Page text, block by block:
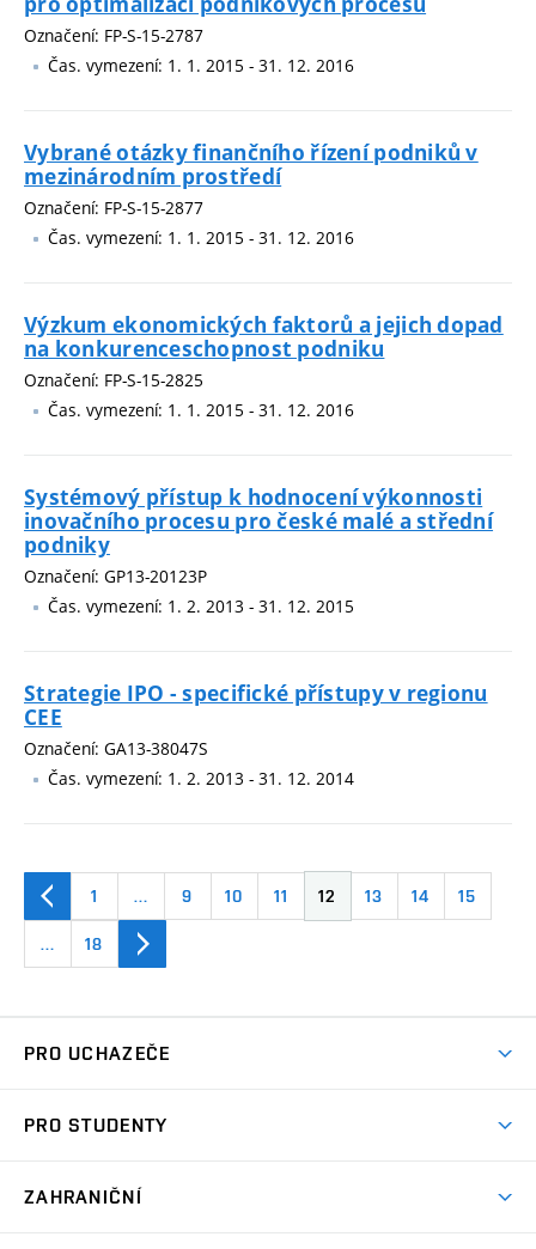
Označení: FP-S-15-2787
Čas. vymezení: 1. 1. 2015 - 31. 12. 2016
Vybrané otázky finančního řízení podniků v
mezinárodním prostředí
Označení: FP-S-15-2877
Čas. vymezení: 1. 1. 2015 - 31. 12. 2016
Výzkum ekonomických faktorů a jejich dopad
na konkurenceschopnost podniku
Označení: FP-S-15-2825
Čas. vymezení: 1. 1. 2015 - 31. 12. 2016
Systémový přístup k hodnocení výkonnosti
inovačního procesu pro české malé a střední
podniky
Označení: GP13-20123P
Čas. vymezení: 1. 2. 2013 - 31. 12. 2015
Strategie IPO - specifické přístupy v regionu
CEE
Označení: GA13-38047S
Čas. vymezení: 1. 2. 2013 - 31. 12. 2014
1 … 9 10 11 12 13 14 15
… 18
PRO UCHAZEČE
Nabídka programů
PRO STUDENTY
ZAHRANIČNÍ